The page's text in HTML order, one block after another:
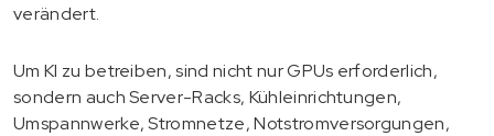
verändert.
Um KI zu betreiben, sind nicht nur GPUs erforderlich,
sondern auch Server-Racks, Kühleinrichtungen,
Umspannwerke, Stromnetze, Notstromversorgungen,